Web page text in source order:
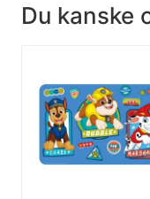
Du kanske